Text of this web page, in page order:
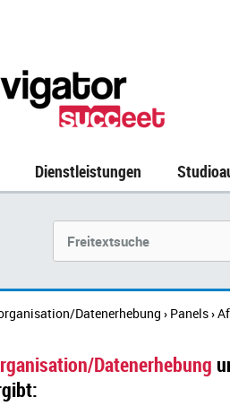
Dienstleistungen
Datenerhebung › Panels›
Datenerhebung